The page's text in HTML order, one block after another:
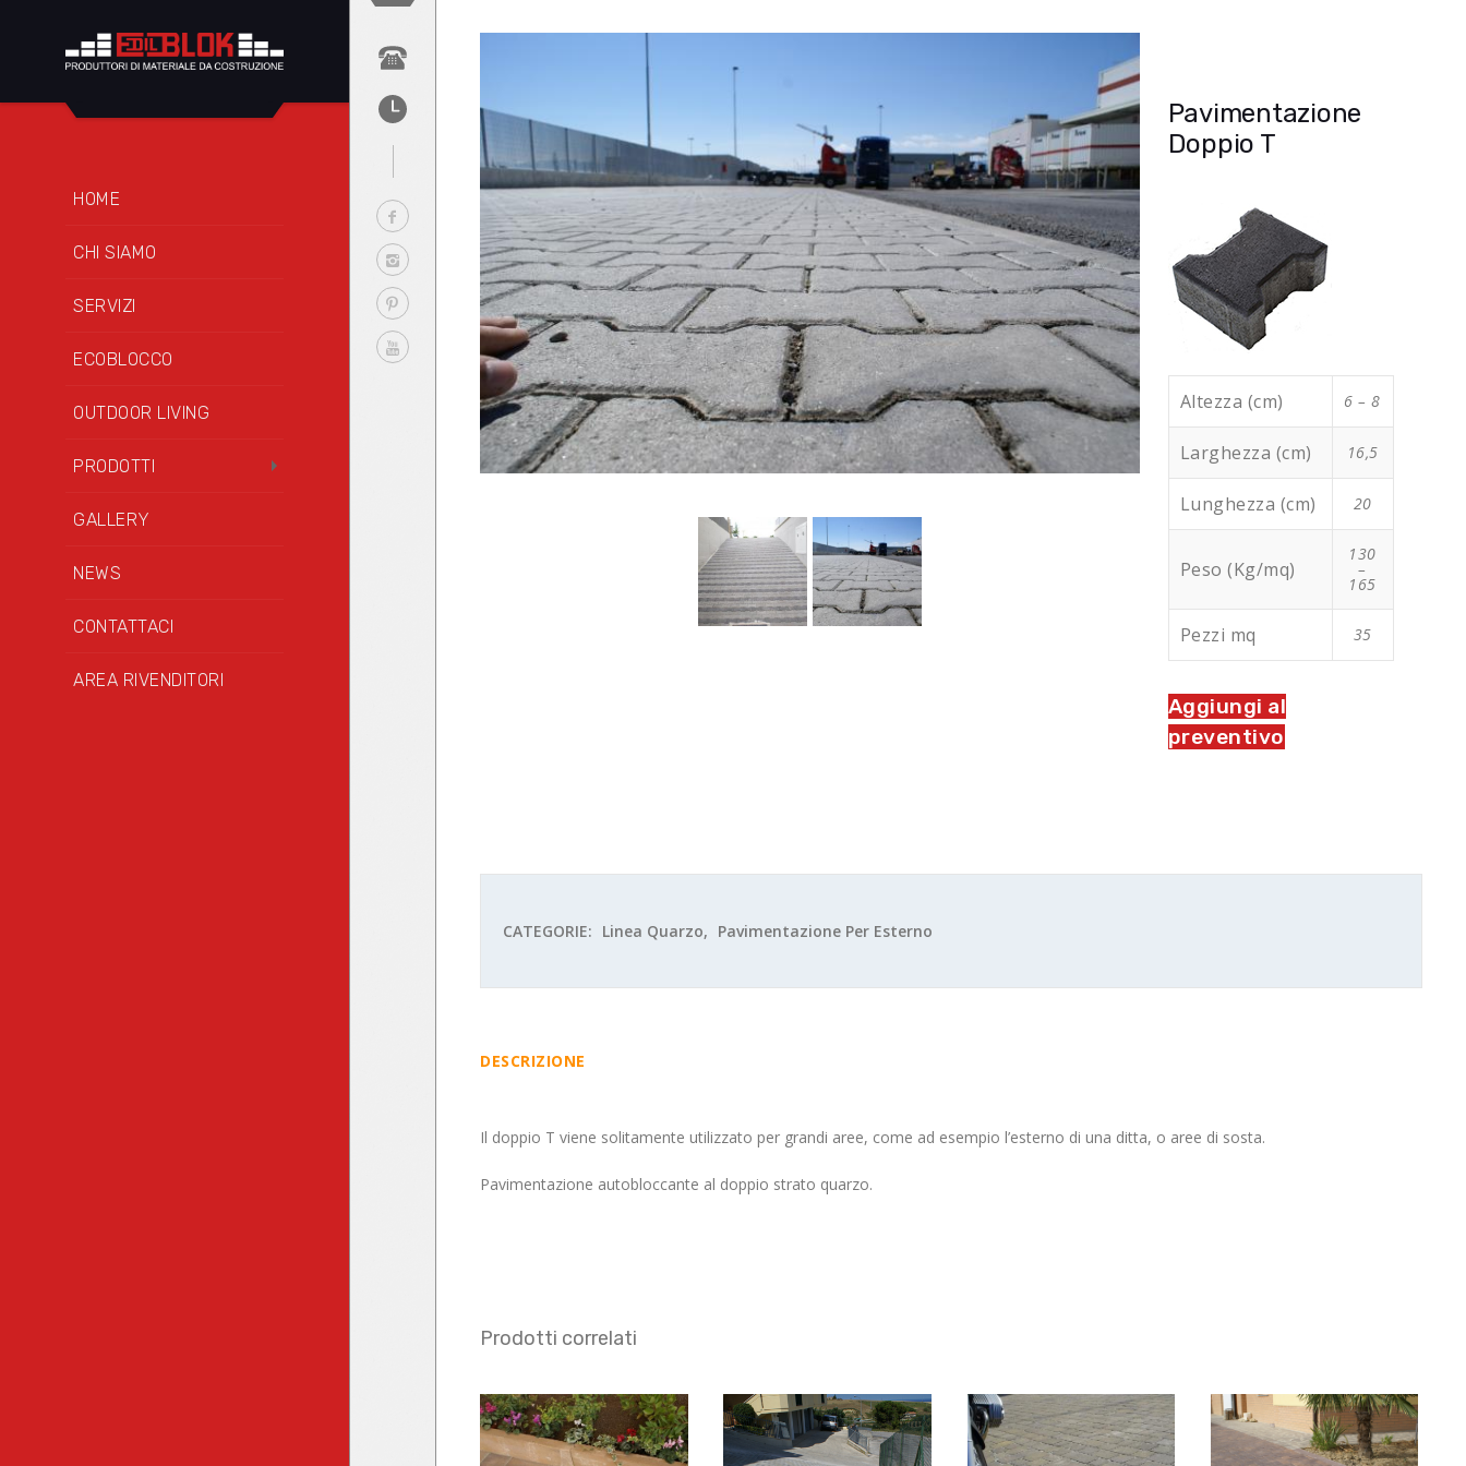
HOME
CHI SIAMO
SERVIZI
ECOBLOCCO
OUTDOOR LIVING
PRODOTTI
GALLERY
NEWS
CONTATTACI
AREA RIVENDITORI
Pavimentazione
Doppio T
Altezza (cm) 6 – 8
Larghezza (cm) 16,5
Lunghezza (cm) 20
Peso (Kg/mq)
130
–
165
Pezzi mq 35
Aggiungi al
preventivo
CATEGORIE: Linea Quarzo, Pavimentazione Per Esterno
DESCRIZIONE
Il doppio T viene solitamente utilizzato per grandi aree, come ad esempio l’esterno di una ditta, o aree di sosta.
Pavimentazione autobloccante al doppio strato quarzo.
Prodotti correlati